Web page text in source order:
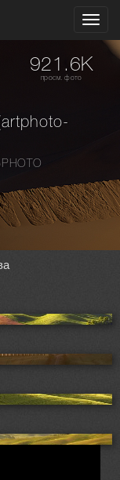
921.6K
просм. фото